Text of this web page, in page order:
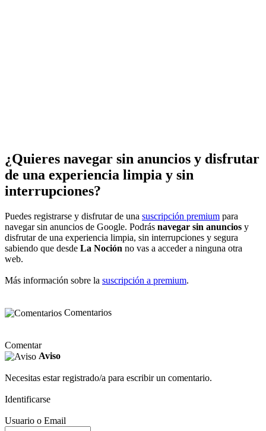
¿Quieres navegar sin anuncios y disfrutar
de una experiencia limpia y sin
interrupciones?
Puedes registrarse y disfrutar de una suscripción premium para
navegar sin anuncios de Google. Podrás navegar sin anuncios y
disfrutar de una experiencia limpia, sin interrupciones y segura
sabiendo que desde La Noción no vas a acceder a ninguna otra
web.
Más información sobre la suscripción a premium.
Comentarios
Comentar
Aviso
Necesitas estar registrado/a para escribir un comentario.
Identificarse
Usuario o Email